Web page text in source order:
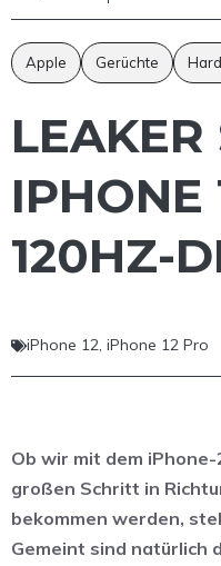
Apple Gerüchte
LEAKER
IPHONE
120HZ-
iPhone 12, iPhone 12 Pro
Ob wir mit dem
großen Schritt in
bekommen werden,
Gemeint sind natürlich